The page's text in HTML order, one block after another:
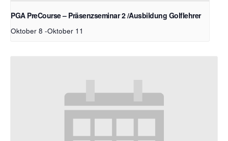
PGA PreCourse – Präsenzseminar 2 /Ausbildung Golflehrer
Oktober 8 -Oktober 11